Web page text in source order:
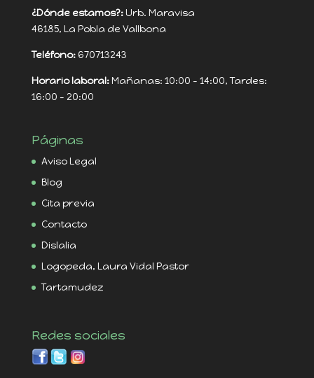
¿Dónde estamos?:Urb. Maravisa
46185, La Pobla de Vallbona
Teléfono:670713243
Horario laboral:Mañanas: 10:00 - 14:00, Tardes:
16:00 - 20:00
Páginas
Aviso Legal
Blog
Cita previa
Contacto
Dislalia
Logopeda, Laura Vidal Pastor
Tartamudez
Redes sociales